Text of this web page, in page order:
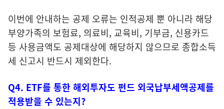
이번에 안내하는 공제 오류는 인적공제 뿐 아니라 해당
부양가족의 보험료, 의료비, 교육비, 기부금, 신용카드
등 사용금액도 공제대상에 해당하지 않으므로 종합소득
세 신고시 반드시 제외한다.
Q4. ETF를 통한 해외투자도 펀드 외국납부세액공제를
적용받을 수 있는지?